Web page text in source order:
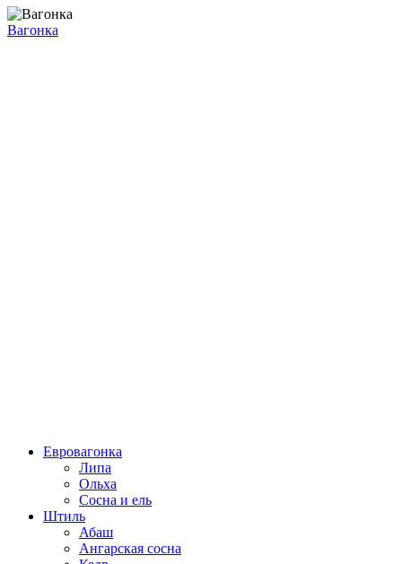
Вагонка
Евровагонка
Липа
Ольха
Сосна и ель
Штиль
Абаш
Ангарская сосна